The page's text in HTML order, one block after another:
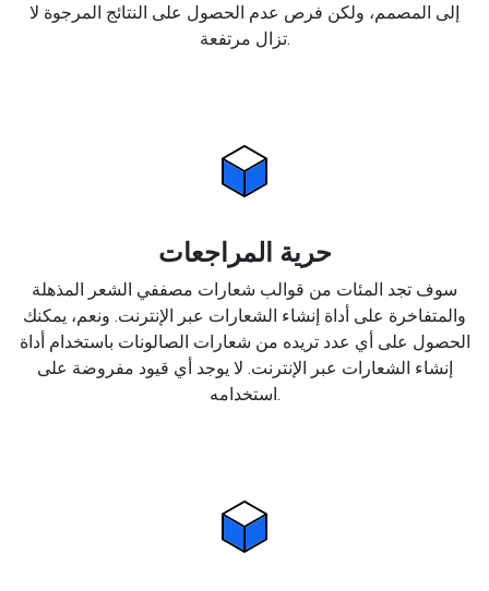
إلى المصمم، ولكن فرص عدم الحصول على النتائج المرجوة لا
تزال مرتفعة.
حرية المراجعات
سوف تجد المئات من قوالب شعارات مصففي الشعر المذهلة
والمتفاخرة على أداة إنشاء الشعارات عبر الإنترنت. ونعم، يمكنك
الحصول على أي عدد تريده من شعارات الصالونات باستخدام أداة
إنشاء الشعارات عبر الإنترنت. لا يوجد أي قيود مفروضة على
استخدامه.